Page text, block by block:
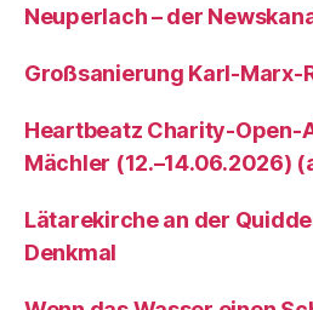
Neuperlach – der
Großsanierung Karl-Marx-
Heartbeatz Charity-Open-
Mächler (12.–14.06.2026)
Lätarekirche an der
Denkmal